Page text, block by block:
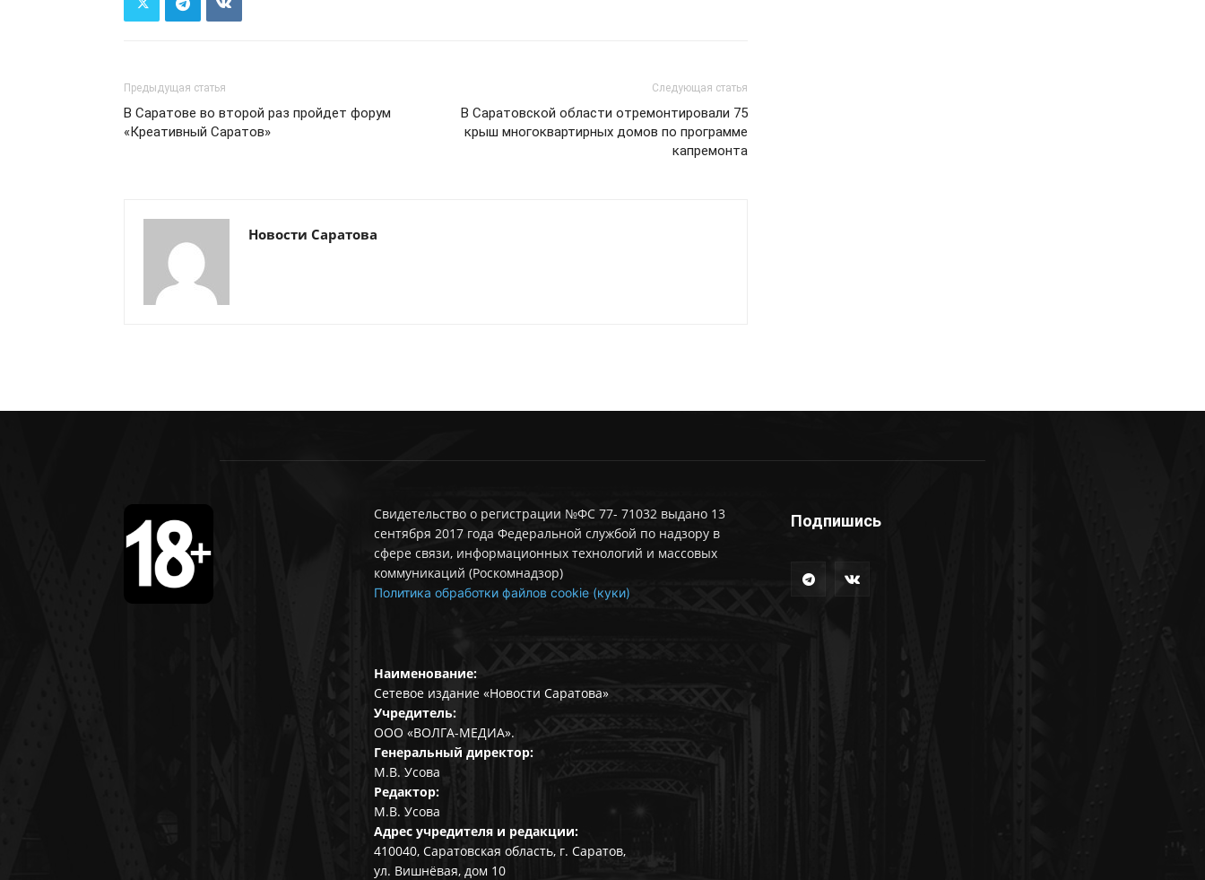
Предыдущая статья
В Саратове во второй раз пройдет форум
«Креативный Саратов»
Следующая статья
В Саратовской области отремонтировали 75
крыш многоквартирных домов по программе
капремонта
Новости Саратова
Свидетельство о регистрации №ФС 77- 71032 выдано 13
сентября 2017 года Федеральной службой по надзору в
сфере связи, информационных технологий и массовых
коммуникаций (Роскомнадзор)
Политика обработки файлов cookie (куки)
Наименование:
Сетевое издание «Новости Саратова»
Учредитель:
ООО «ВОЛГА-МЕДИА».
Генеральный директор:
М.В. Усова
Редактор:
М.В. Усова
Адрес учредителя и редакции:
410040, Саратовская область, г. Саратов,
ул. Вишнёвая, дом 10
Подпишись